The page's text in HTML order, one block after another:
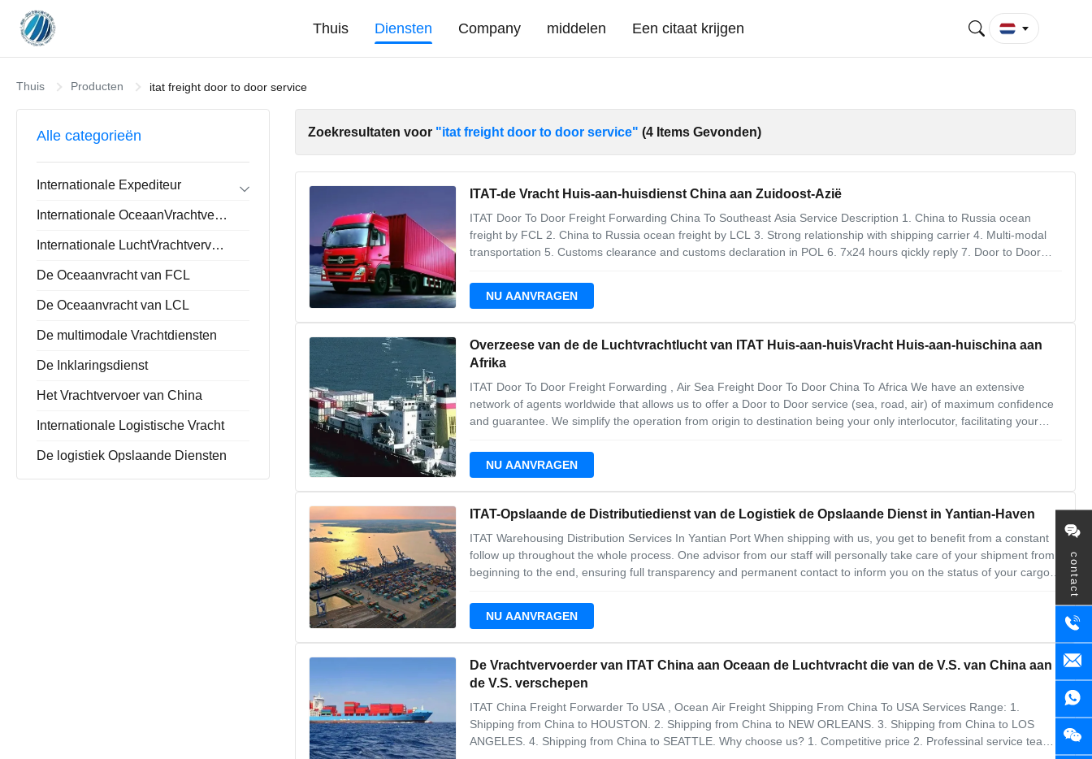
contact
Thuis Diensten Company middelen Een citaat krijgen
Thuis Producten itat freight door to door service
Alle categorieën
Internationale Expediteur
Forwarder de de Uitvoerinvoer
De Opslaande Dienst van China
Internationale OceaanVrachtvervoerder
Internationale LuchtVrachtvervoerder
De Oceaanvracht van FCL
De Oceaanvracht van LCL
De multimodale Vrachtdiensten
De Inklaringsdienst
Het Vrachtvervoer van China
Internationale Logistische Vracht
De logistiek Opslaande Diensten
Zoekresultaten voor "itat freight door to door service" (4 Items Gevonden)
ITAT-de Vracht Huis-aan-huisdienst China aan Zuidoost-Azië
ITAT Door To Door Freight Forwarding China To Southeast Asia Service Description 1. China to Russia ocean
freight by FCL 2. China to Russia ocean freight by LCL 3. Strong relationship with shipping carrier 4. Multi-modal
transportation 5. Customs clearance and customs declaration in POL 6. 7x24 hours qickly reply 7. Door to Door
local port; 3. Land trailer
NU AANVRAGEN
Overzeese van de de Luchtvrachtlucht van ITAT Huis-aan-huisVracht Huis-aan-huischina aan
Afrika
ITAT Door To Door Freight Forwarding , Air Sea Freight Door To Door China To Africa We have an extensive
network of agents worldwide that allows us to offer a Door to Door service (sea, road, air) of maximum confidence
and guarantee. We simplify the operation from origin to destination being your only interlocutor, facilitating your
cargo handling expenses at
NU AANVRAGEN
ITAT-Opslaande de Distributiedienst van de Logistiek de Opslaande Dienst in Yantian-Haven
ITAT Warehousing Distribution Services In Yantian Port When shipping with us, you get to benefit from a constant
follow up throughout the whole process. One advisor from our staff will personally take care of your shipment from
beginning to the end, ensuring full transparency and permanent contact to inform you on the status of your cargo
Labeling 5. Bonded Warehouse
NU AANVRAGEN
De Vrachtvervoerder van ITAT China aan Oceaan de Luchtvracht die van de V.S. van China aan
de V.S. verschepen
ITAT China Freight Forwarder To USA , Ocean Air Freight Shipping From China To USA Services Range: 1.
Shipping from China to HOUSTON. 2. Shipping from China to NEW ORLEANS. 3. Shipping from China to LOS
ANGELES. 4. Shipping from China to SEATTLE. Why choose us? 1. Competitive price 2. Professinal service team